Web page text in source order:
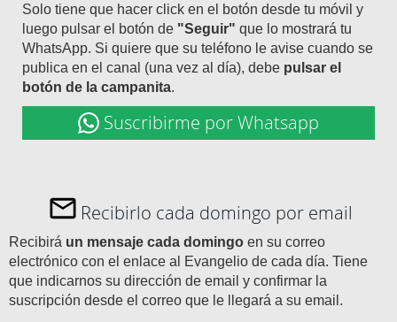
Solo tiene que hacer click en el botón desde tu móvil y
luego pulsar el botón de "Seguir" que lo mostrará tu
WhatsApp. Si quiere que su teléfono le avise cuando se
publica en el canal (una vez al día), debe pulsar el
botón de la campanita.
Suscribirme por Whatsapp
Recibirlo cada domingo por email
Recibirá un mensaje cada domingo en su correo
electrónico con el enlace al Evangelio de cada día. Tiene
que indicarnos su dirección de email y confirmar la
suscripción desde el correo que le llegará a su email.